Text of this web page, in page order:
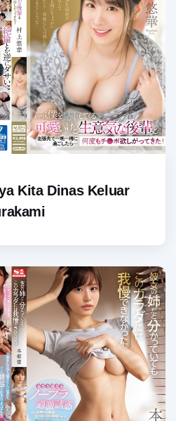
Kita Dinas Keluar